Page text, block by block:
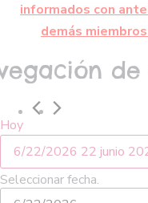
informados con
demás
de
Hoy
6/22/2026 22 junio
Seleccionar fecha.